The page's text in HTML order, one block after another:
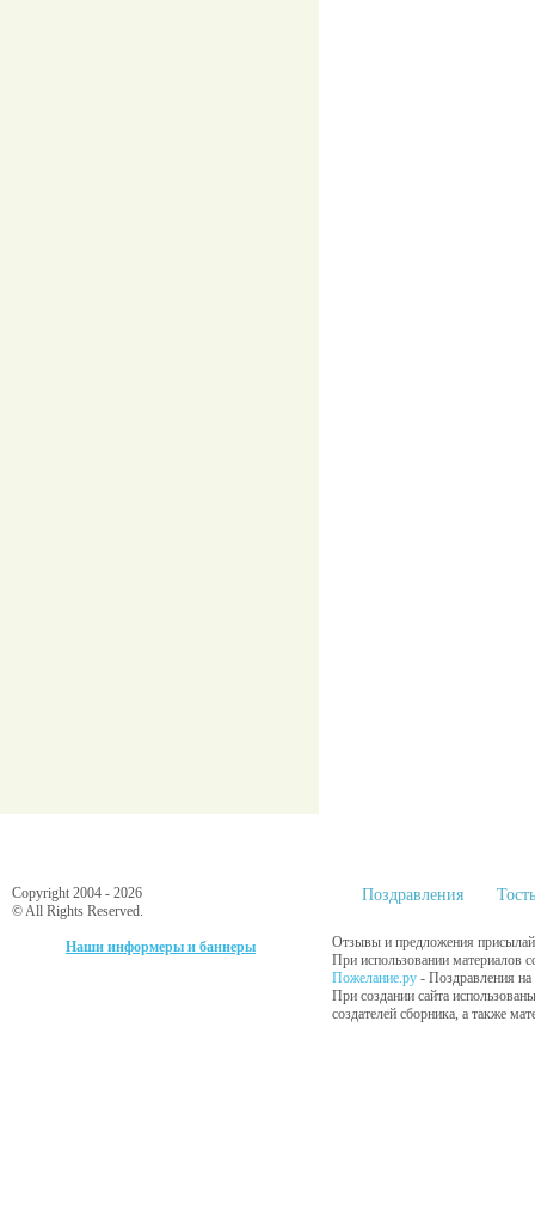
Copyright 2004 - 2026
© All Rights Reserved.
Наши информеры и баннеры
Поздравления
Отзывы и предложения
При использовании материалов
Пожелание.ру - Поздравления
При создании сайта
создателей сборника, а также